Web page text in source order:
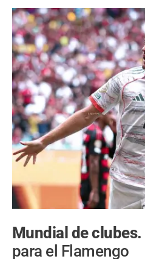
Mundial de clubes.
para el Flamengo